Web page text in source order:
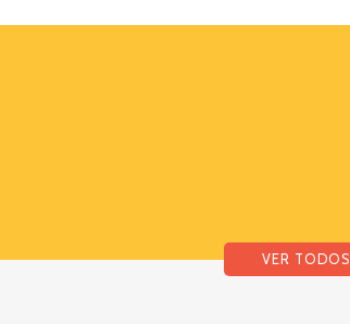
VER TODOS